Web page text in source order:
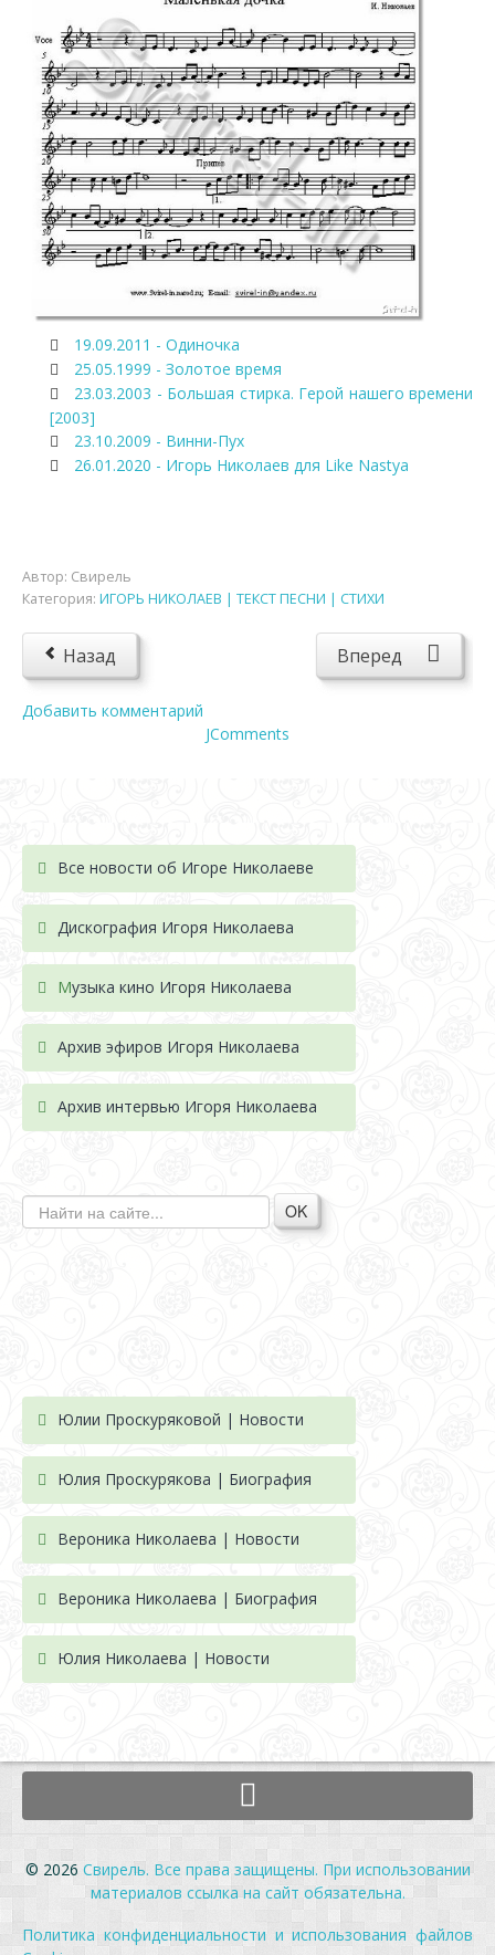
19.09.2011 - Одиночка
25.05.1999 - Золотое время
23.03.2003 - Большая стирка. Герой нашего времени
[2003]
23.10.2009 - Винни-Пух
26.01.2020 - Игорь Николаев для Like Nastya
Автор: Свирель
Категория: ИГОРЬ НИКОЛАЕВ | ТЕКСТ ПЕСНИ | СТИХИ
Назад Вперед
Добавить комментарий
JComments
Все новости об Игоре Николаеве
Дискография Игоря Николаева
Музыка кино Игоря Николаева
Архив эфиров Игоря Николаева
Архив интервью Игоря Николаева
OK
Юлии Проскуряковой | Новости
Юлия Проскурякова | Биография
Вероника Николаева | Новости
Вероника Николаева | Биография
Юлия Николаева | Новости
© 2026 Свирель. Все права защищены. При использовании
материалов ссылка на сайт обязательна.
Политика конфиденциальности и использования файлов